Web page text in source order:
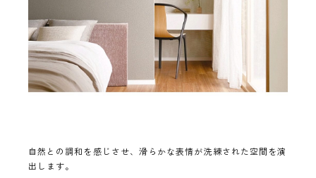
自然との調和を感じさせ、滑らかな表情が洗練された空間を演
出します。